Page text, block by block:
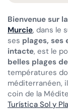
Bienvenue sur
Murcie, dans le
ses plages, ses
intacte, est le
belles plages
températures
méditerranéen,
coin de la
Turística Sol y